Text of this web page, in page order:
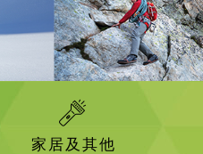
家居及其他